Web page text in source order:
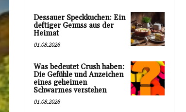
Dessauer Speckkuchen: Ein
deftiger Genuss aus der
Heimat
01.08.2026
Was bedeutet Crush haben:
Die Gefühle und Anzeichen
eines geheimen
Schwarmes verstehen
01.08.2026